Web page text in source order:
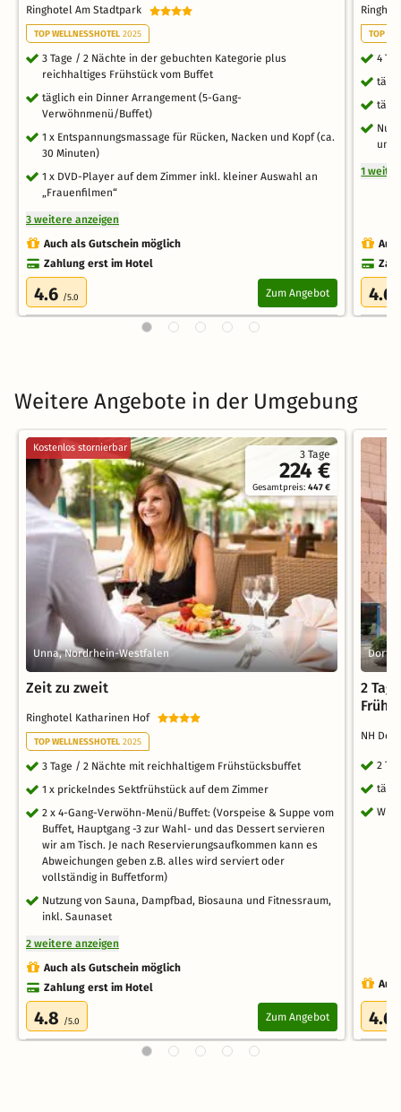
Ringhotel Am Stadtpark
TOP WELLNESSHOTEL 2025
3 Tage / 2 Nächte in der gebuchten Kategorie plus
reichhaltiges Frühstück vom Buffet
täglich ein Dinner Arrangement (5-Gang-
Verwöhnmenü/Buffet)
1 x Entspannungsmassage für Rücken, Nacken und Kopf (ca.
30 Minuten)
1 x DVD-Player auf dem Zimmer inkl. kleiner Auswahl an
„Frauenfilmen“
3 weitere anzeigen
Auch als Gutschein möglich
Zahlung erst im Hotel
4.6 /5.0 Zum Angebot
TOP
4
und
1
4.6
Weitere Angebote in der Umgebung
3 Tage
224 €
Gesamtpreis:447 €
Kostenlos stornierbar
Unna, Nordrhein-Westfalen
Zeit zu zweit
Ringhotel Katharinen Hof
TOP WELLNESSHOTEL 2025
3 Tage / 2 Nächte mit reichhaltigem Frühstücksbuffet
1 x prickelndes Sektfrühstück auf dem Zimmer
2 x 4-Gang-Verwöhn-Menü/Buffet: (Vorspeise & Suppe vom
Buffet, Hauptgang -3 zur Wahl- und das Dessert servieren
wir am Tisch. Je nach Reservierungsaufkommen kann es
Abweichungen geben z.B. alles wird serviert oder
vollständig in Buffetform)
Nutzung von Sauna, Dampfbad, Biosauna und Fitnessraum,
inkl. Saunaset
2 weitere anzeigen
Auch als Gutschein möglich
Zahlung erst im Hotel
4.8 /5.0 Zum Angebot
2
NH
2
4.6